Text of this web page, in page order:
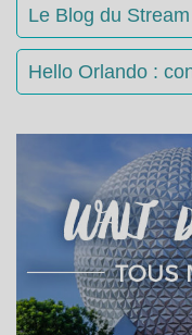
Le Blog du
Hello Orlando :